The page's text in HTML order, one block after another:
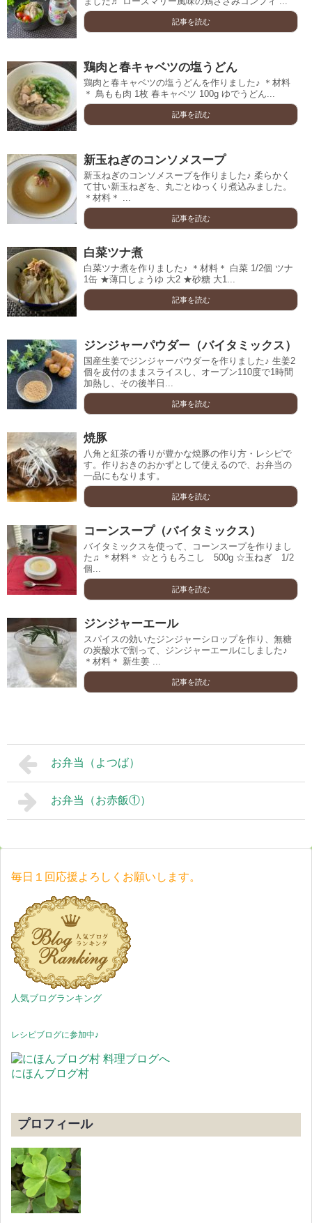
記事を読む
鶏肉と春キャベツの塩うどん
鶏肉と春キャベツの塩うどんを作りました♪ ＊材料
＊ 鳥もも肉 1枚 春キャベツ 100g ゆでうどん...
記事を読む
新玉ねぎのコンソメスープ
新玉ねぎのコンソメスープを作りました♪ 柔らかく
て甘い新玉ねぎを、丸ごとゆっくり煮込みました。
＊材料＊ ...
記事を読む
白菜ツナ煮
白菜ツナ煮を作りました♪ ＊材料＊ 白菜 1/2個 ツナ
1缶 ★薄口しょうゆ 大2 ★砂糖 大1...
記事を読む
ジンジャーパウダー（バイタミックス）
国産生姜でジンジャーパウダーを作りました♪ 生姜2
個を皮付のままスライスし、オーブン110度で1時間
加熱し、その後半日...
記事を読む
焼豚
八角と紅茶の香りが豊かな焼豚の作り方・レシピで
す。作りおきのおかずとして使えるので、お弁当の
一品にもなります。
記事を読む
コーンスープ（バイタミックス）
バイタミックスを使って、コーンスープを作りまし
た♫ ＊材料＊ ☆とうもろこし 500g ☆玉ねぎ 1/2
個...
記事を読む
ジンジャーエール
スパイスの効いたジンジャーシロップを作り、無糖
の炭酸水で割って、ジンジャーエールにしました♪
＊材料＊ 新生姜 ...
記事を読む
お弁当（よつば）
お弁当（お赤飯①）
毎日１回応援よろしくお願いします。
人気ブログランキング
レシピブログに参加中♪
にほんブログ村
プロフィール